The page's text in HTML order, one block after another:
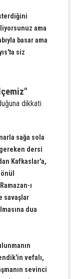
ama
basar ama
siz
dikkati
sağa sola
dersi
Kafkaslar'a,
ı
savaşlar
dua
vefalı,
sevinci